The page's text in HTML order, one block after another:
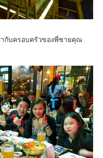
กับครอบครัวของพี่ชายคุณ